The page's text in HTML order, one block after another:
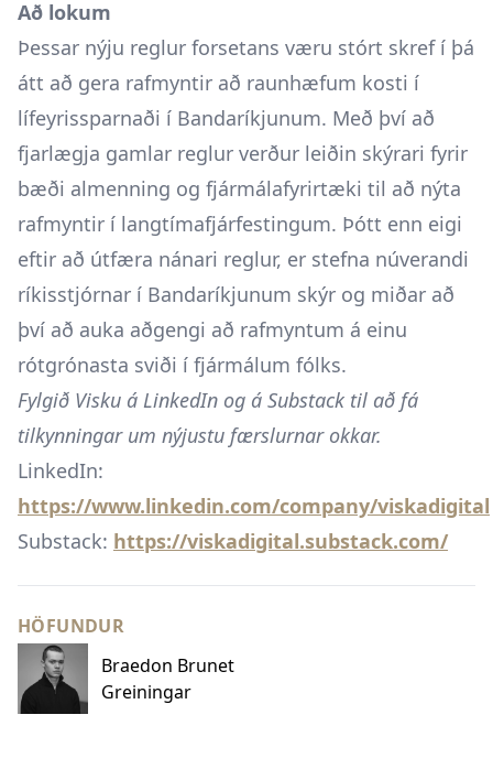
Að lokum
Þessar nýju reglur forsetans væru stórt skref í þá
átt að gera rafmyntir að raunhæfum kosti í
lífeyrissparnaði í Bandaríkjunum. Með því að
fjarlægja gamlar reglur verður leiðin skýrari fyrir
bæði almenning og fjármálafyrirtæki til að nýta
rafmyntir í langtímafjárfestingum. Þótt enn eigi
eftir að útfæra nánari reglur, er stefna núverandi
ríkisstjórnar í Bandaríkjunum skýr og miðar að
því að auka aðgengi að rafmyntum á einu
rótgrónasta sviði í fjármálum fólks.
Fylgið Visku á LinkedIn og á Substack til að fá
tilkynningar um nýjustu færslurnar okkar.
LinkedIn:
https://www.linkedin.com/company/viskadigital
Substack: https://viskadigital.substack.com/
HÖFUNDUR
Braedon Brunet
Greiningar